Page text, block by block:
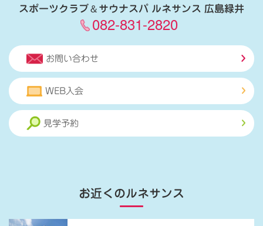
スポーツクラブ＆サウナスパ ルネサンス 広島緑井
082-831-2820
お問い合わせ
WEB入会
見学予約
お近くのルネサンス